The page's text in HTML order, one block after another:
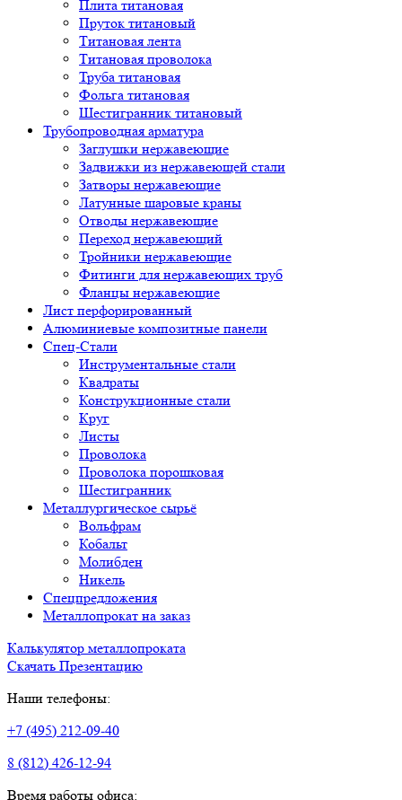
Плита титановая
Пруток титановый
Титановая лента
Титановая проволока
Труба титановая
Фольга титановая
Шестигранник титановый
Трубопроводная арматура
Заглушки нержавеющие
Задвижки из нержавеющей стали
Затворы нержавеющие
Латунные шаровые краны
Отводы нержавеющие
Переход нержавеющий
Тройники нержавеющие
Фитинги для нержавеющих труб
Фланцы нержавеющие
Лист перфорированный
Алюминиевые композитные панели
Спец-Стали
Инструментальные стали
Квадраты
Конструкционные стали
Круг
Листы
Проволока
Проволока порошковая
Шестигранник
Металлургическое сырьё
Вольфрам
Кобальт
Молибден
Никель
Спецпредложения
Металлопрокат на заказ
Калькулятор металлопроката
Скачать Презентацию
Наши телефоны:
+7 (495) 212-09-40
8 (812) 426-12-94
Время работы офиса: